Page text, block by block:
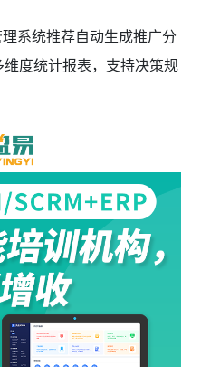
系统推荐自动生成推广分
度统计报表，支持决策规